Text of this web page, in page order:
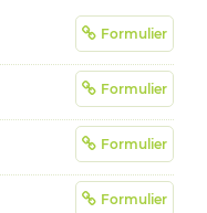
Formulier
Formulier
Formulier
Formulier